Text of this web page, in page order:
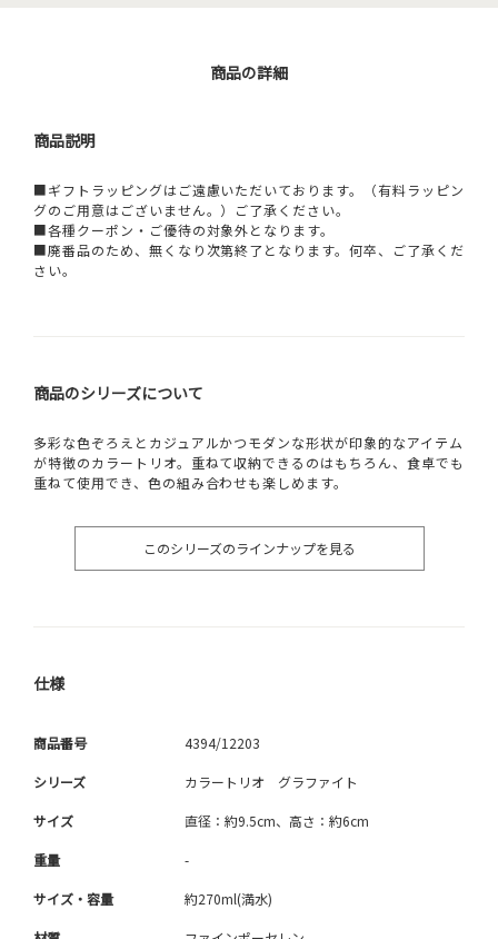
商品の詳細
商品説明
■ギフトラッピングはご遠慮いただいております。（有料ラッピン
グのご用意はございません。）ご了承ください。
■各種クーポン・ご優待の対象外となります。
■廃番品のため、無くなり次第終了となります。何卒、ご了承くだ
さい。
商品のシリーズについて
多彩な色ぞろえとカジュアルかつモダンな形状が印象的なアイテム
が特徴のカラートリオ。重ねて収納できるのはもちろん、食卓でも
重ねて使用でき、色の組み合わせも楽しめます。
このシリーズのラインナップを見る
仕様
商品番号 4394/12203
シリーズ カラートリオ グラファイト
サイズ 直径：約9.5cm、高さ：約6cm
重量 -
サイズ・容量 約270ml(満水)